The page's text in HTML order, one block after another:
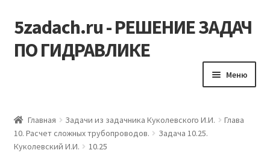
Перейти
к
навигации
Перейти
к
содержимому
5zadach.ru - РЕШЕНИЕ ЗАДАЧ
ПО ГИДРАВЛИКЕ
Меню
Задачи по гидравлике
Главная Задачи из задачника Куколевского И.И.
Глава
10. Расчет сложных трубопроводов.
Задача 10.25.
Куколевский И.И.
10.25